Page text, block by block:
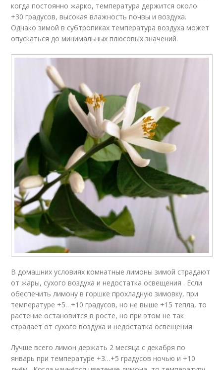
когда постоянно жарко, температура держится около
+30 градусов, высокая влажность почвы и воздуха.
Однако зимой в субтропиках температура воздуха может
опускаться до минимальных плюсовых значений.
В домашних условиях комнатные лимоны зимой страдают
от жары, сухого воздуха и недостатка освещения . Если
обеспечить лимону в горшке прохладную зимовку, при
температуре +5…+10 градусов, но не выше +15 тепла, то
растение остановится в росте, но при этом не так
страдает от сухого воздуха и недостатка освещения.
Лучше всего лимон держать 2 месяца с декабря по
январь при температуре +3…+5 градусов ночью и +10